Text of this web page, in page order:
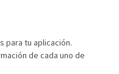
para tu aplicación.
de cada uno de